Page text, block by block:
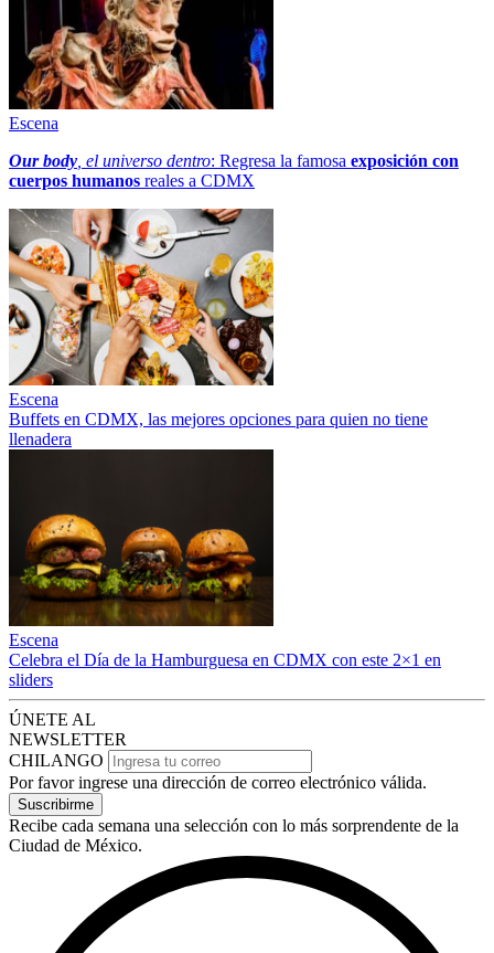
Escena
Our body , el universo dentro: Regresa la famosa exposición con
cuerpos humanos reales a CDMX
Escena
Buffets en CDMX, las mejores opciones para quien no tiene
llenadera
Escena
Celebra el Día de la Hamburguesa en CDMX con este 2×1 en
sliders
ÚNETE AL
NEWSLETTER
CHILANGO
Por favor ingrese una dirección de correo electrónico válida.
Suscribirme
Recibe cada semana una selección con lo más sorprendente de la
Ciudad de México.